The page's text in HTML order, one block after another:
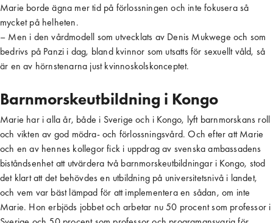
Marie borde ägna mer tid på förlossningen och inte fokusera så
mycket på helheten.
– Men i den vårdmodell som utvecklats av Denis Mukwege och som
bedrivs på Panzi i dag, bland kvinnor som utsatts för sexuellt våld, så
är en av hörnstenarna just kvinnoskolskonceptet.
Barnmorskeutbildning i Kongo
Marie har i alla år, både i Sverige och i Kongo, lyft barnmorskans roll
och vikten av god mödra- och förlossningsvård. Och efter att Marie
och en av hennes kollegor fick i uppdrag av svenska ambassadens
biståndsenhet att utvärdera två barnmorskeutbildningar i Kongo, stod
det klart att det behövdes en utbildning på universitetsnivå i landet,
och vem var bäst lämpad för att implementera en sådan, om inte
Marie. Hon erbjöds jobbet och arbetar nu 50 procent som professor i